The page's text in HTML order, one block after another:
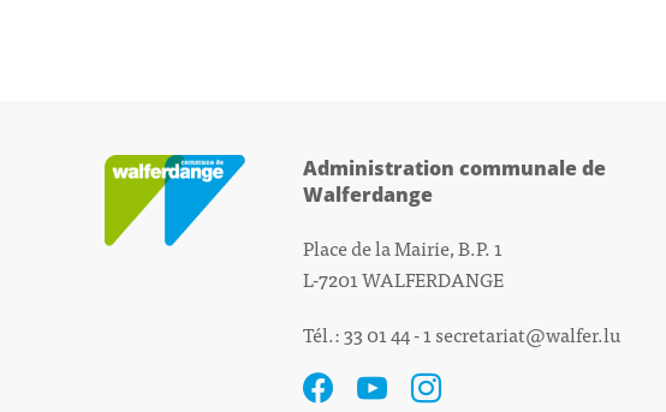
Administration communale de
Walferdange
Place de la Mairie, B.P. 1
L-7201 WALFERDANGE
Tél.: 33 01 44 - 1secretariat@walfer.lu